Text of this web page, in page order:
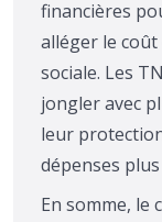
financières
alléger le
sociale. Les
jongler avec
leur
dépenses
En somme, le